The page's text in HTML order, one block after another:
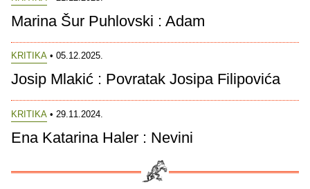
Marina Šur Puhlovski : Adam
KRITIKA • 05.12.2025.
Josip Mlakić : Povratak Josipa Filipovića
KRITIKA • 29.11.2024.
Ena Katarina Haler : Nevini